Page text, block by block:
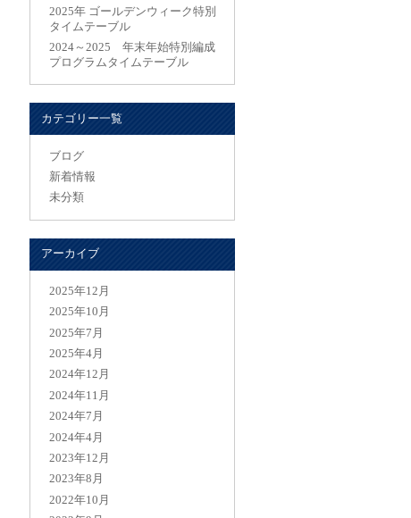
2025年 ゴールデンウィーク特別
タイムテーブル
2024～2025 年末年始特別編成
プログラムタイムテーブル
カテゴリー一覧
ブログ
新着情報
未分類
アーカイブ
2025年12月
2025年10月
2025年7月
2025年4月
2024年12月
2024年11月
2024年7月
2024年4月
2023年12月
2023年8月
2022年10月